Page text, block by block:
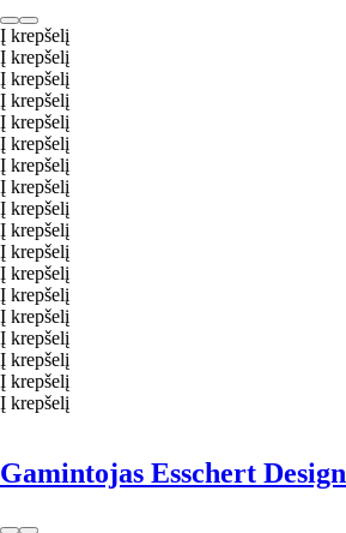
Į krepšelį
Į krepšelį
Į krepšelį
Į krepšelį
Į krepšelį
Į krepšelį
Į krepšelį
Į krepšelį
Į krepšelį
Į krepšelį
Į krepšelį
Į krepšelį
Į krepšelį
Į krepšelį
Į krepšelį
Į krepšelį
Į krepšelį
Į krepšelį
Gamintojas Esschert Design